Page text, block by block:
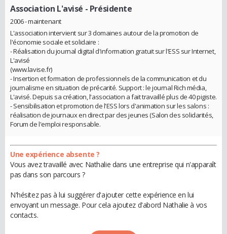
Association L'avisé - Présidente
2006 - maintenant
L'association intervient sur 3 domaines autour de la promotion de
l'économie sociale et solidaire :
- Réalisation du journal digital d'information gratuit sur l'ESS sur Internet,
L'avisé
(www.lavise.fr)
- Insertion et formation de professionnels de la communication et du
journalisme en situation de précarité. Support : le journal Rich média,
L'avisé. Depuis sa création, l'association a fait travaillé plus de 40 pigiste.
- Sensibilisation et promotion de l'ESS lors d'animation sur les salons :
réalisation de journaux en direct par des jeunes (Salon des solidarités,
Forum de l'emploi responsable.
Une expérience absente ?
Vous avez travaillé avec Nathalie dans une entreprise qui n'apparaît
pas dans son parcours ?
N'hésitez pas à lui suggérer d'ajouter cette expérience en lui
envoyant un message. Pour cela ajoutez d'abord Nathalie à vos
contacts.